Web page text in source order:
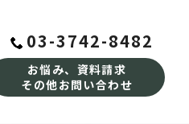
03-3742-8482
お悩み、資料請求
その他お問い合わせ